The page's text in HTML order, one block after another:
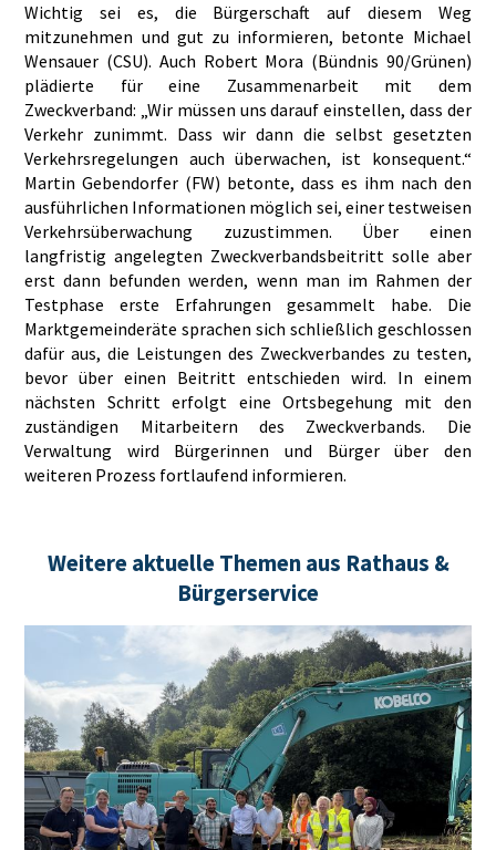
Wichtig sei es, die Bürgerschaft auf diesem Weg
mitzunehmen und gut zu informieren, betonte Michael
Wensauer (CSU). Auch Robert Mora (Bündnis 90/Grünen)
plädierte für eine Zusammenarbeit mit dem
Zweckverband: „Wir müssen uns darauf einstellen, dass der
Verkehr zunimmt. Dass wir dann die selbst gesetzten
Verkehrsregelungen auch überwachen, ist konsequent.“
Martin Gebendorfer (FW) betonte, dass es ihm nach den
ausführlichen Informationen möglich sei, einer testweisen
Verkehrsüberwachung zuzustimmen. Über einen
langfristig angelegten Zweckverbandsbeitritt solle aber
erst dann befunden werden, wenn man im Rahmen der
Testphase erste Erfahrungen gesammelt habe. Die
Marktgemeinderäte sprachen sich schließlich geschlossen
dafür aus, die Leistungen des Zweckverbandes zu testen,
bevor über einen Beitritt entschieden wird. In einem
nächsten Schritt erfolgt eine Ortsbegehung mit den
zuständigen Mitarbeitern des Zweckverbands. Die
Verwaltung wird Bürgerinnen und Bürger über den
weiteren Prozess fortlaufend informieren.
Weitere aktuelle Themen aus Rathaus &
Bürgerservice